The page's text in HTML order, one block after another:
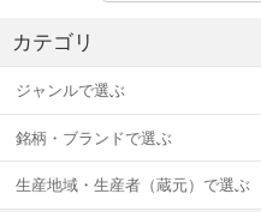
カテゴリ
ジャンルで選ぶ
銘柄・ブランドで選ぶ
生産地域・生産者（蔵元）で選ぶ